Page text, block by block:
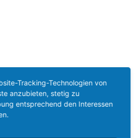
Tracking-Technologien von
anzubieten, stetig zu
entsprechend den Interessen